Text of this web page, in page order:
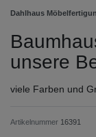
Dahlhaus
unsere
viele Farben und
Artikelnummer 16391